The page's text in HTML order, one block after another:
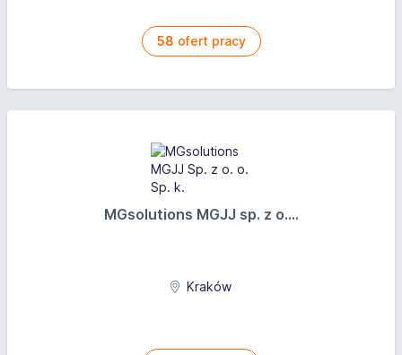
58 ofert pracy
MGsolutions MGJJ sp. z o....
Kraków